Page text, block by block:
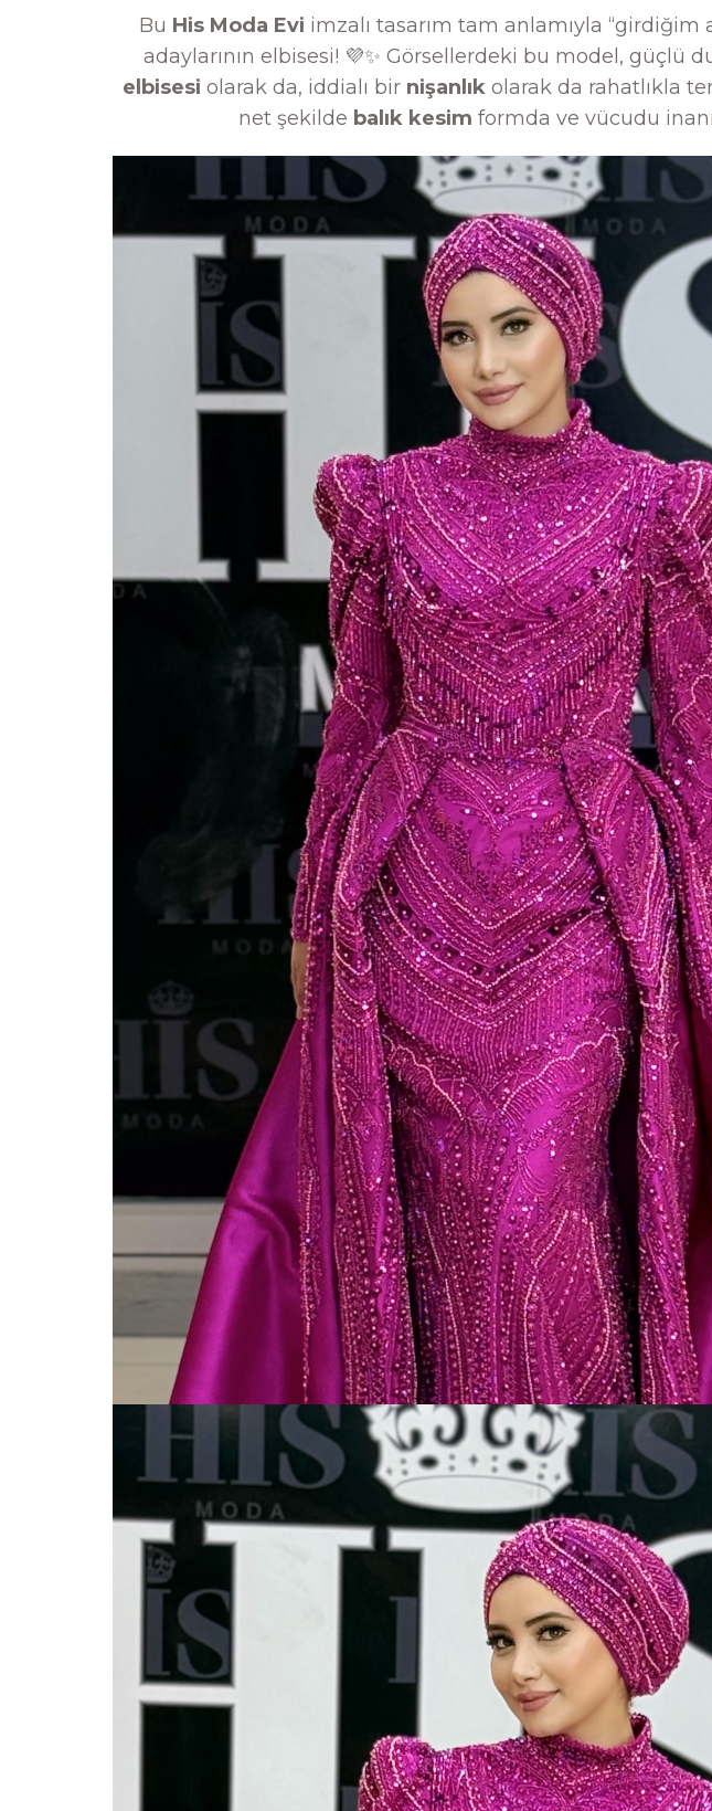
Bu His Moda Evi imzalı tasarım tam anlamıyla
adaylarının elbisesi! 💜✨ Görsellerdeki bu model, güçlü
elbisesi olarak da, iddialı birnişanlıkolarak da rahatlıkla
net şekilde balık kesim formda ve vücudu